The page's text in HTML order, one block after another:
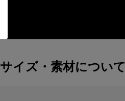
サイズ・素材について